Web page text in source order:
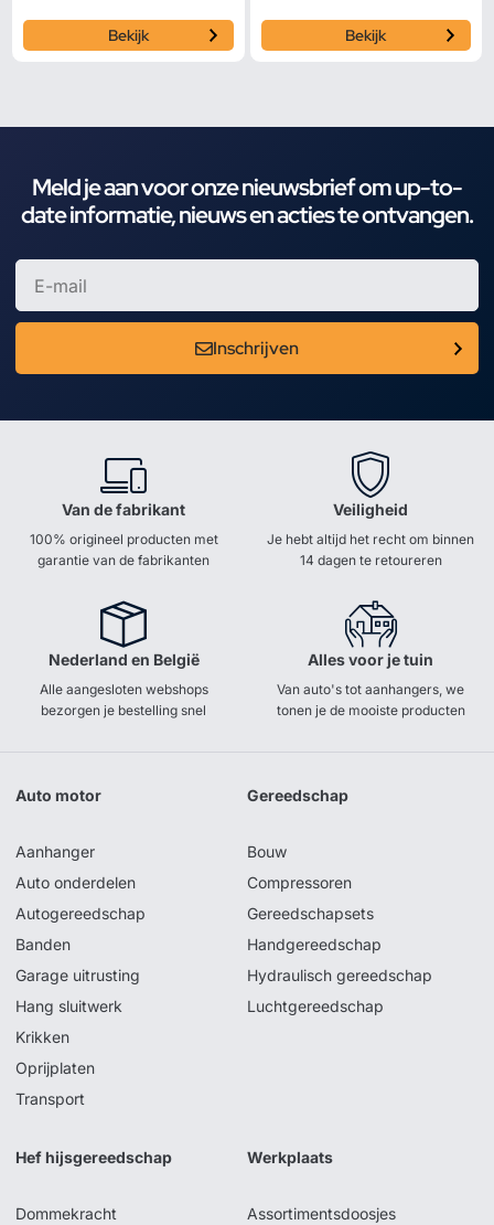
Bekijk Bekijk
Meld je aan voor onze nieuwsbrief om up-to-
date informatie, nieuws en acties te ontvangen.
Inschrijven
Van de fabrikant
100% origineel producten met
garantie van de fabrikanten
Veiligheid
Je hebt altijd het recht om binnen
14 dagen te retoureren
Nederland en België
Alle aangesloten webshops
bezorgen je bestelling snel
Alles voor je tuin
Van auto's tot aanhangers, we
tonen je de mooiste producten
Auto motor
Aanhanger
Auto onderdelen
Autogereedschap
Banden
Garage uitrusting
Hang sluitwerk
Krikken
Oprijplaten
Transport
Gereedschap
Bouw
Compressoren
Gereedschapsets
Handgereedschap
Hydraulisch gereedschap
Luchtgereedschap
Hef hijsgereedschap
Dommekracht
Werkplaats
Assortimentsdoosjes